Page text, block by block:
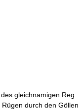
gleichnamigen Reg.
durch den Göllen